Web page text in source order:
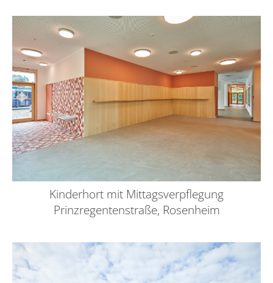
Kinderhort mit Mittagsverpflegung
Prinzregentenstraße, Rosenheim